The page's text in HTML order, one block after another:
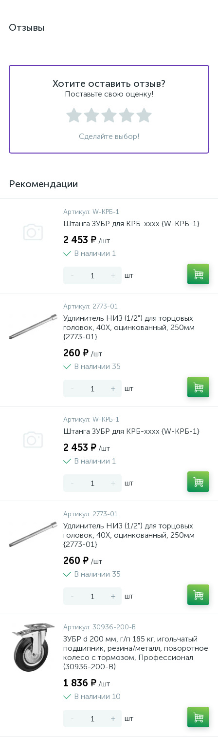
Отзывы
Хотите оставить отзыв?
Поставьте свою оценку!
Сделайте выбор!
Рекомендации
Артикул: W-КРБ-1
Штанга ЗУБР для КРБ-хххх {W-КРБ-1}
2 453 ₽ /шт
В наличии 1
- + шт
Артикул: 2773-01
Удлинитель НИЗ (1/2") для торцовых
головок, 40Х, оцинкованный, 250мм
{2773-01}
260 ₽ /шт
В наличии 35
- + шт
Артикул: W-КРБ-1
Штанга ЗУБР для КРБ-хххх {W-КРБ-1}
2 453 ₽ /шт
В наличии 1
- + шт
Артикул: 2773-01
Удлинитель НИЗ (1/2") для торцовых
головок, 40Х, оцинкованный, 250мм
{2773-01}
260 ₽ /шт
В наличии 35
- + шт
Артикул: 30936-200-B
ЗУБР d 200 мм, г/п 185 кг, игольчатый
подшипник, резина/металл, поворотное
колесо c тормозом, Профессионал
(30936-200-B)
1 836 ₽ /шт
В наличии 10
- + шт